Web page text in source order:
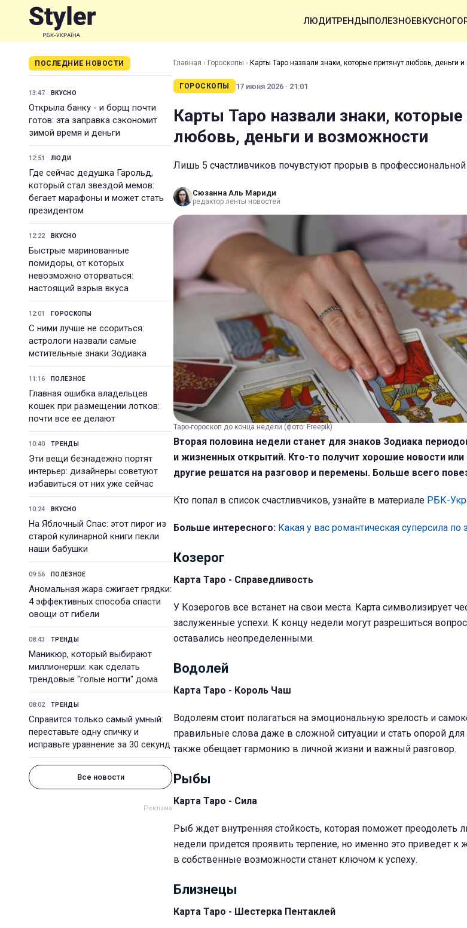
ЛЮДИТРЕНДЫПОЛЕЗНОЕВКУСНО
ПОСЛЕДНИЕ НОВОСТИ
13:47 ВКУСНО
Открыла банку - и борщ почти
готов: эта заправка сэкономит
зимой время и деньги
12:51 ЛЮДИ
Где сейчас дедушка Гарольд,
который стал звездой мемов:
бегает марафоны и может стать
президентом
12:22 ВКУСНО
Быстрые маринованные
помидоры, от которых
невозможно оторваться:
настоящий взрыв вкуса
12:01 ГОРОСКОПЫ
С ними лучше не ссориться:
астрологи назвали самые
мстительные знаки Зодиака
11:16 ПОЛЕЗНОЕ
Главная ошибка владельцев
кошек при размещении лотков:
почти все ее делают
10:40 ТРЕНДЫ
Эти вещи безнадежно портят
интерьер: дизайнеры советуют
избавиться от них уже сейчас
10:24 ВКУСНО
На Яблочный Спас: этот пирог из
старой кулинарной книги пекли
наши бабушки
09:56 ПОЛЕЗНОЕ
Аномальная жара сжигает грядки:
4 эффективных способа спасти
овощи от гибели
08:43 ТРЕНДЫ
Маникюр, который выбирают
миллионерши: как сделать
трендовые "голые ногти" дома
08:02 ТРЕНДЫ
Справится только самый умный:
переставьте одну спичку и
исправьте уравнение за 30 секунд
Все новости
Главная › Гороскопы › Карты Таро назвали знаки, которые притянут любовь, деньги
ГОРОСКОПЫ 17 июня 2026 · 21:01
Карты Таро назвали знаки, которые
любовь, деньги и возможности
Лишь 5 счастливчиков почувстуют прорыв в
Сюзанна Аль Мариди
редактор ленты новостей
Таро-гороскоп до конца недели (фото: Freepik)
Вторая половина недели станет для знаков Зодиака
и жизненных открытий. Кто-то получит хорошие новости
другие решатся на разговор и перемены. Больше всего
Кто попал в список счастливчиков, узнайте в материале РБК-
Больше интересного: Какая у вас романтическая суперсила по
Козерог
Карта Таро - Справедливость
У Козерогов все встанет на свои места. Карта символизирует
заслуженные успехи. К концу недели могут разрешиться
оставались неопределенными.
Водолей
Карта Таро - Король Чаш
Водолеям стоит полагаться на эмоциональную зрелость и
правильные слова даже в сложной ситуации и стать опорой
также обещает гармонию в личной жизни и важный разговор.
Рыбы
Карта Таро - Сила
Рыб ждет внутренняя стойкость, которая поможет преодолеть
недели придется проявить терпение, но именно это приведет к
в собственные возможности станет ключом к успеху.
Близнецы
Карта Таро - Шестерка Пентаклей